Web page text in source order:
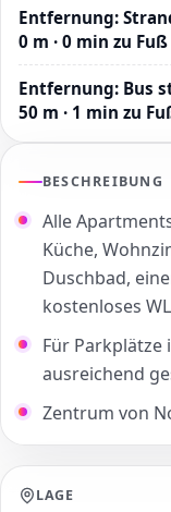
Entfernung:
0 m · 0 min zu Fuß
Entfernung: Bus
50 m · 1 min zu
BESCHREIBUNG
Alle
Küche,
Duschbad,
kostenloses
Für Parkplätze
ausreichend
Zentrum von
LAGE